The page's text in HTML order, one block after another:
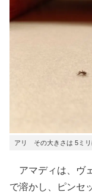
アリ その大きさは 5ミリ
アマディは、ヴ
で溶かし、ピンセ